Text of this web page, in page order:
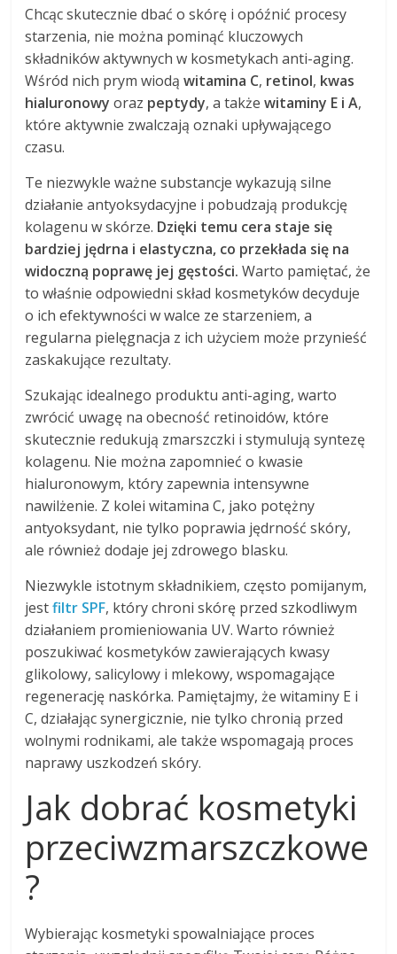
Chcąc skutecznie dbać o skórę i opóźnić procesy
starzenia, nie można pominąć kluczowych
składników aktywnych w kosmetykach anti-aging.
Wśród nich prym wiodąwitamina C, retinol, kwas
hialuronowy oraz peptydy, a takżewitaminy E i A,
które aktywnie zwalczają oznaki upływającego
czasu.
Te niezwykle ważne substancje wykazują silne
działanie antyoksydacyjne i pobudzają produkcję
kolagenu w skórze. Dzięki temu cera staje się
bardziej jędrna i elastyczna, co przekłada się na
widoczną poprawę jej gęstości. Warto pamiętać, że
to właśnie odpowiedni skład kosmetyków decyduje
o ich efektywności w walce ze starzeniem, a
regularna pielęgnacja z ich użyciem może przynieść
zaskakujące rezultaty.
Szukając idealnego produktu anti-aging, warto
zwrócić uwagę na obecność retinoidów, które
skutecznie redukują zmarszczki i stymulują syntezę
kolagenu. Nie można zapomnieć o kwasie
hialuronowym, który zapewnia intensywne
nawilżenie. Z kolei witamina C, jako potężny
antyoksydant, nie tylko poprawia jędrność skóry,
ale również dodaje jej zdrowego blasku.
Niezwykle istotnym składnikiem, często pomijanym,
jestfiltr SPF, który chroni skórę przed szkodliwym
działaniem promieniowania UV. Warto również
poszukiwać kosmetyków zawierających kwasy
glikolowy, salicylowy i mlekowy, wspomagające
regenerację naskórka. Pamiętajmy, że witaminy E i
C, działając synergicznie, nie tylko chronią przed
wolnymi rodnikami, ale także wspomagają proces
naprawy uszkodzeń skóry.
Jak dobrać kosmetyki
przeciwzmarszczkowe
?
Wybierając kosmetyki spowalniające proces